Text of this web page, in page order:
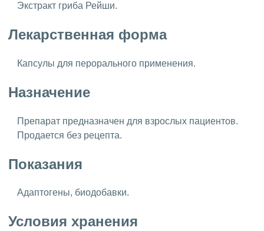
Экстракт гриба Рейши.
Лекарственная форма
Капсулы для перорального применения.
Назначение
Препарат предназначен для взрослых пациентов.
Продается без рецепта.
Показания
Адаптогены, биодобавки.
Условия хранения